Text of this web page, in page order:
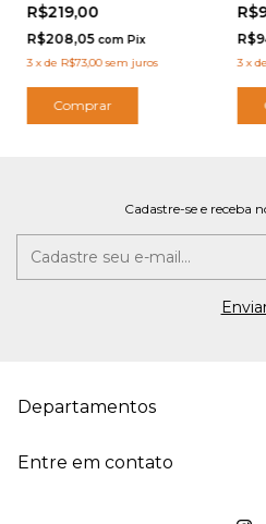
R$219,00
R$208,05 com Pix
3 xde R$73,00 sem juros
Comprar
3 xde
Cadastre-se e receba
Departamentos
Entre em contato